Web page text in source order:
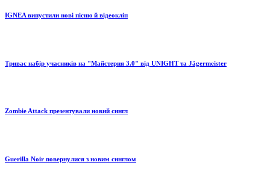
IGNEA випустили нові пісню й відеокліп
Триває набір учасників на "Майстерня 3.0" від UNIGHT та Jägermeister
Zombie Attack презентували новий сингл
Guerilla Noir повернулися з новим синглом